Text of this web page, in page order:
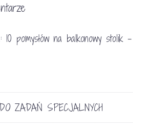
10 pomysłów na balkonowy stolik -
ZADAŃ SPECJALNYCH